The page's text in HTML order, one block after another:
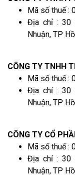
Mã số thuế :
Địa chỉ : 30
Nhuận, TP
CÔNG TY TNHH
Mã số thuế :
Địa chỉ : 30
Nhuận, TP
CÔNG TY CỔ
Mã số thuế :
Địa chỉ : 30
Nhuận, TP